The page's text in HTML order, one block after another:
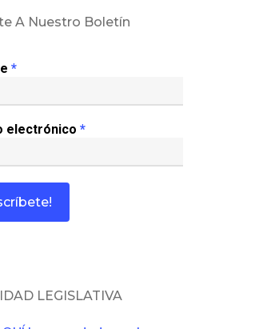
A Nuestro Boletín
*
electrónico *
LEGISLATIVA